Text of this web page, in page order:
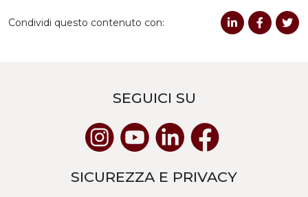
Condividi questo contenuto con:
SEGUICI SU
SICUREZZA E PRIVACY